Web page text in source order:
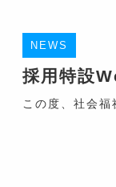
NEWS
採用特設
この度、社会